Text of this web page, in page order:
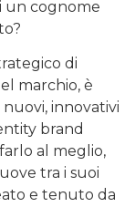
un cognome
di
marchio, è
innovativi
brand
al meglio,
tra i suoi
e tenuto da